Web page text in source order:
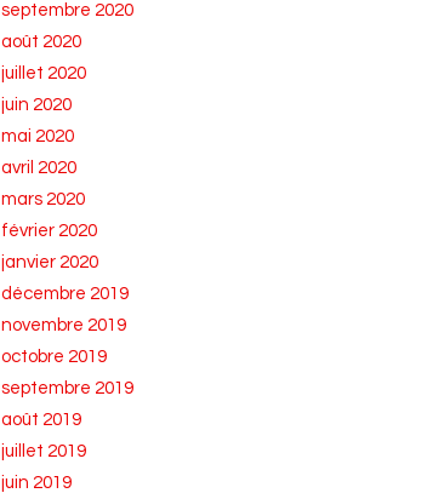
septembre 2020
août 2020
juillet 2020
juin 2020
mai 2020
avril 2020
mars 2020
février 2020
janvier 2020
décembre 2019
novembre 2019
octobre 2019
septembre 2019
août 2019
juillet 2019
juin 2019